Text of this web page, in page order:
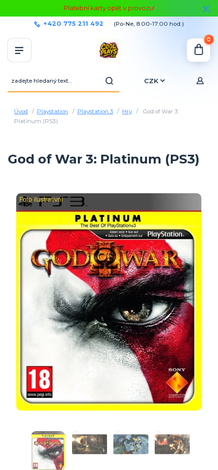
Platební karty opět v provozu!
CZK
+420 775 211 492 (Po-Ne, 8:00-17:00 hod.)
0
Úvod Playstation Playstation 3 Hry
God of War 3:
Platinum (PS3)
God of War 3: Platinum (PS3)